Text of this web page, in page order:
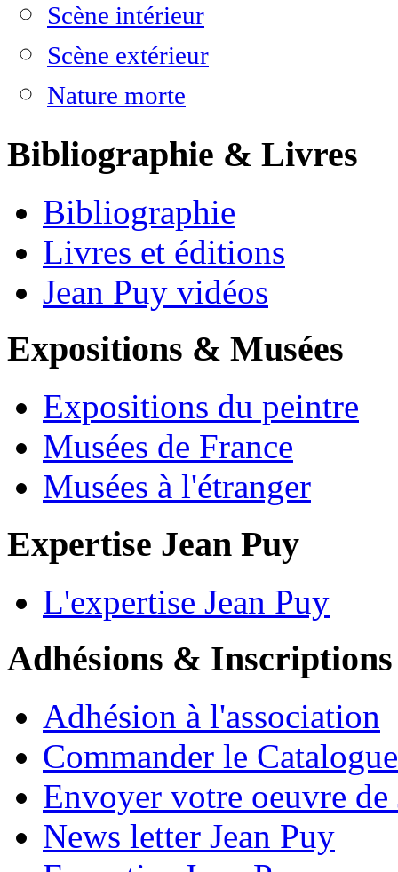
Scène intérieur
Scène extérieur
Nature morte
Bibliographie & Livres
Bibliographie
Livres et éditions
Jean Puy vidéos
Expositions & Musées
Expositions du peintre
Musées de France
Musées à l'étranger
Expertise Jean Puy
L'expertise Jean Puy
Adhésions & Inscriptions
Adhésion à l'association
Commander le
Envoyer votre oeuvre de
News letter Jean Puy